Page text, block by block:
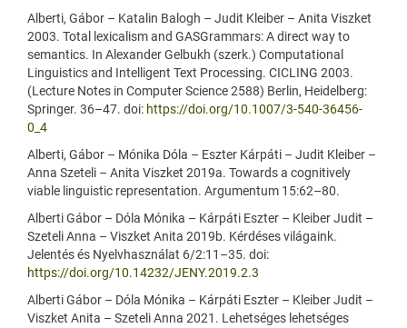
Alberti, Gábor – Katalin Balogh – Judit Kleiber – Anita Viszket
2003. Total lexicalism and GASGrammars: A direct way to
semantics. In Alexander Gelbukh (szerk.) Computational
Linguistics and Intelligent Text Processing. CICLING 2003.
(Lecture Notes in Computer Science 2588) Berlin, Heidelberg:
Springer. 36–47. doi: https://doi.org/10.1007/3-540-36456-
0_4
Alberti, Gábor – Mónika Dóla – Eszter Kárpáti – Judit Kleiber –
Anna Szeteli – Anita Viszket 2019a. Towards a cognitively
viable linguistic representation. Argumentum 15:62–80.
Alberti Gábor – Dóla Mónika – Kárpáti Eszter – Kleiber Judit –
Szeteli Anna – Viszket Anita 2019b. Kérdéses világaink.
Jelentés és Nyelvhasználat 6/2:11–35. doi:
https://doi.org/10.14232/JENY.2019.2.3
Alberti Gábor – Dóla Mónika – Kárpáti Eszter – Kleiber Judit –
Viszket Anita – Szeteli Anna 2021. Lehetséges lehetséges